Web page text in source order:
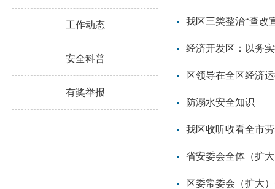
工作动态
安全科普
有奖举报
我区三类整治“查改
经济开发区：以务
区领导在全区经济
防溺水安全知识
我区收听收看全市
省安委会全体（扩
区委常委会（扩大